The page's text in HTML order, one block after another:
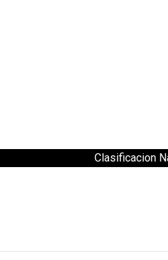
Clasificacion